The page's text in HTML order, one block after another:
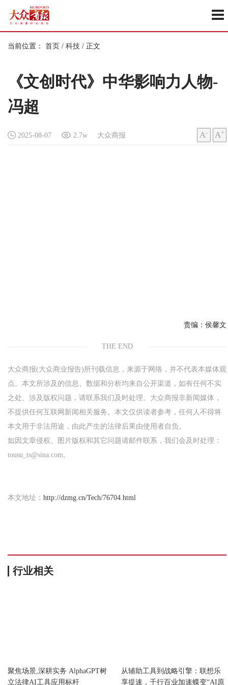
当前位置： 首页 / 科技 / 正文
《文创时代》中华影响力人物-
冯超
2025-08-07 2.7w 大众商报 A- A+
责编： 侯馨文
THE END
大众商报(大众商业报告)所刊载信息，来源于网络，并不代表本媒体观
点。本文所涉及的信息、数据和分析均来自公开渠道，如有任何不实
之处、涉及版权问题，请联系我们及时处理。大众商报非新闻媒体，
不提供任何互联网新闻相关服务。本文仅供读者参考，任何人不得将
本文用于非法用途，由此产生的法律后果由使用者自负。
如因文章侵权、图片版权和其它问题请邮件联系，我们会及时处理：
tousu_ts@sina.com。
本文地址： http://dzmg.cn/Tech/76704.html
行业相关
聚焦场景,深耕实务 AlphaGPT树
立法律AI工具应用标杆
从辅助工具到战略引擎：联想乐
享提速，千行百业加速蝶变“AI原